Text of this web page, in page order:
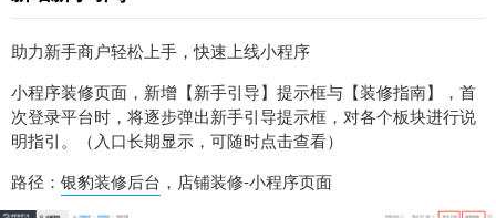
助力新手商户轻松上手，快速上线小程序
小程序装修页面，新增【新手引导】提示框与【装修指南】，首
次登录平台时，将逐步弹出新手引导提示框，对各个板块进行说
明指引。（入口长期显示，可随时点击查看）
路径： 银豹装修后台 ，店铺装修-小程序页面